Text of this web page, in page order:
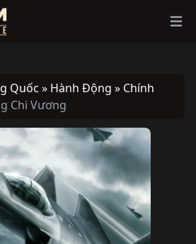
Quốc » Hành Động » Chính
Chi Vương